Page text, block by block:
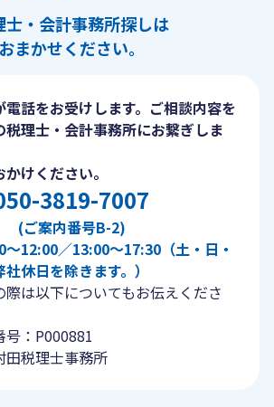
士・会計事務所探しは
おまかせください。
話をお受けします。ご相談内容を
税理士・会計事務所にお繋ぎしま
けください。
3819-7007
(ご案内番号B-2)
12:00／13:00〜17:30（土・日・
休日を除きます。）
際は以下についてもお伝えくださ
号：P000881
田税理士事務所